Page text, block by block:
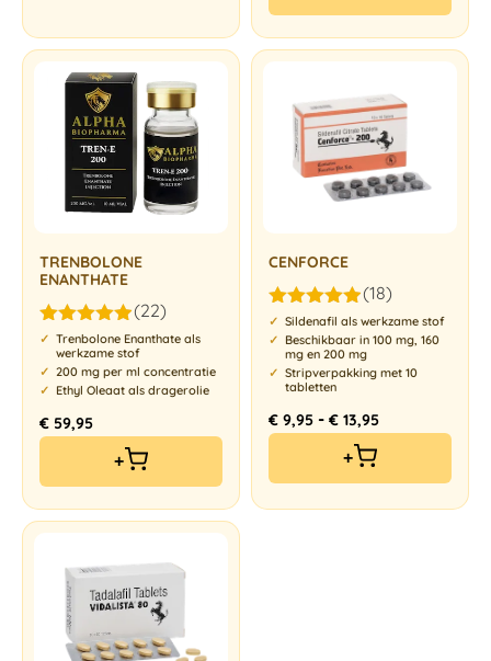
TRENBOLONE
ENANTHATE
Gewaardeerd
4.86uit 5
(22)
Trenbolone Enanthate als
werkzame stof
200 mg per ml concentratie
Ethyl Oleaat als dragerolie
€ 59,95
+
CENFORCE
Gewaardeerd
4.89uit 5
(18)
Sildenafil als werkzame stof
Beschikbaar in 100 mg, 160
mg en 200 mg
Stripverpakking met 10
tabletten
€ 9,95 - € 13,95
+